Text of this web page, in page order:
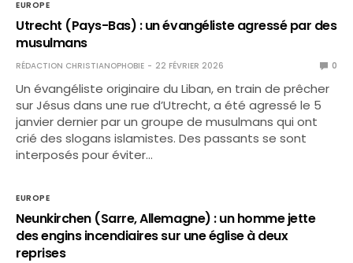
EUROPE
Utrecht (Pays-Bas) : un évangéliste agressé par des
musulmans
RÉDACTION CHRISTIANOPHOBIE 22 FÉVRIER 2026 0
Un évangéliste originaire du Liban, en train de prêcher
sur Jésus dans une rue d’Utrecht, a été agressé le 5
janvier dernier par un groupe de musulmans qui ont
crié des slogans islamistes. Des passants se sont
interposés pour éviter…
EUROPE
Neunkirchen (Sarre, Allemagne) : un homme jette
des engins incendiaires sur une église à deux
reprises